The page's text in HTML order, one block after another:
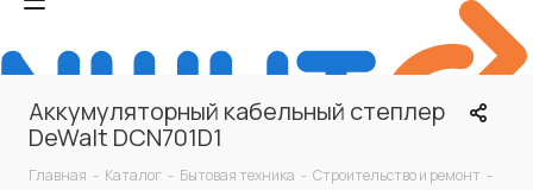
Аккумуляторный кабельный степлер
DeWalt DCN701D1
Главная - Каталог - Бытовая техника - Строительство и ремонт -